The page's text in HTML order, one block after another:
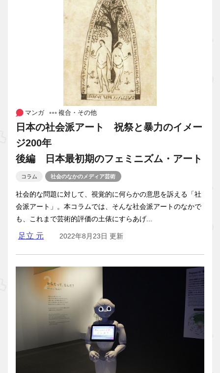
マンガ 複合・その他
日本の社会派アート 祝祭と暴力のイメー
ジ200年
後編 日本最初期のフェミニズム・アート
コラム 社会のなかのメディア芸術
社会的な問題に対して、視覚的に何らかの意思を訴える「社
会派アート」。本コラムでは、そんな社会派アートのなかで
も、これまで芸術的評価の土俵にすらあげ...
足立 元 2022年8月23日 更新